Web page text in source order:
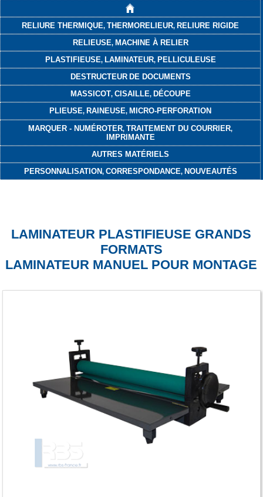
RELIURE THERMIQUE,THERMORELIEUR, RELIURE RIGIDE
RELIEUSE, MACHINE À RELIER
PLASTIFIEUSE, LAMINATEUR, PELLICULEUSE
DESTRUCTEUR DE DOCUMENTS
MASSICOT, CISAILLE, DÉCOUPE
PLIEUSE, RAINEUSE, MICRO-PERFORATION
MARQUER - NUMÉROTER,TRAITEMENT DU COURRIER,
IMPRIMANTE
AUTRES MATÉRIELS
PERSONNALISATION, CORRESPONDANCE, NOUVEAUTÉS
LAMINATEUR PLASTIFIEUSE GRANDS
FORMATS
LAMINATEUR MANUEL POUR MONTAGE